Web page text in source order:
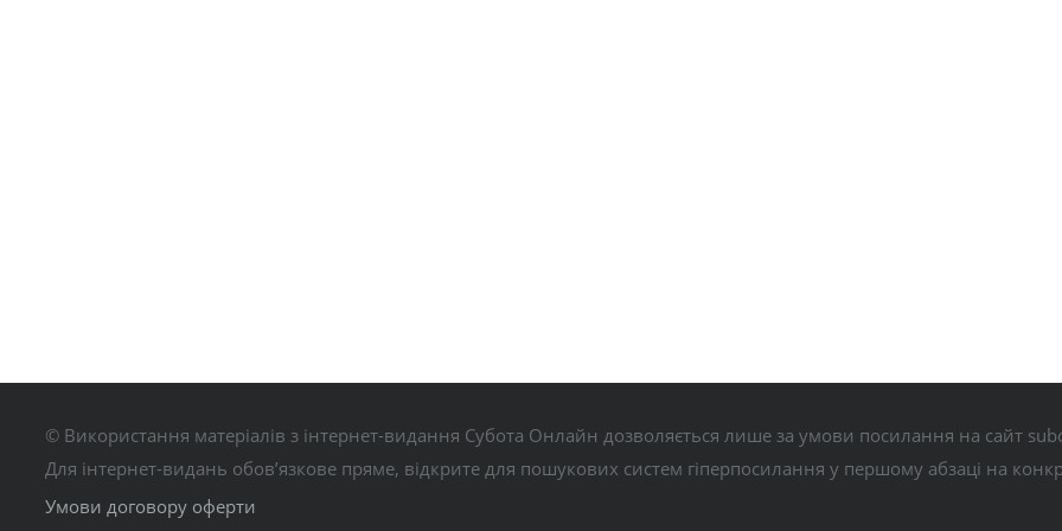
© Використання матеріалів з інтернет-видання Субота Онлайн дозволяється лише за умови посилання на сайт
Для інтернет-видань обов’язкове пряме, відкрите для пошукових систем гіперпосилання у першому абзаці на
Умови договору оферти